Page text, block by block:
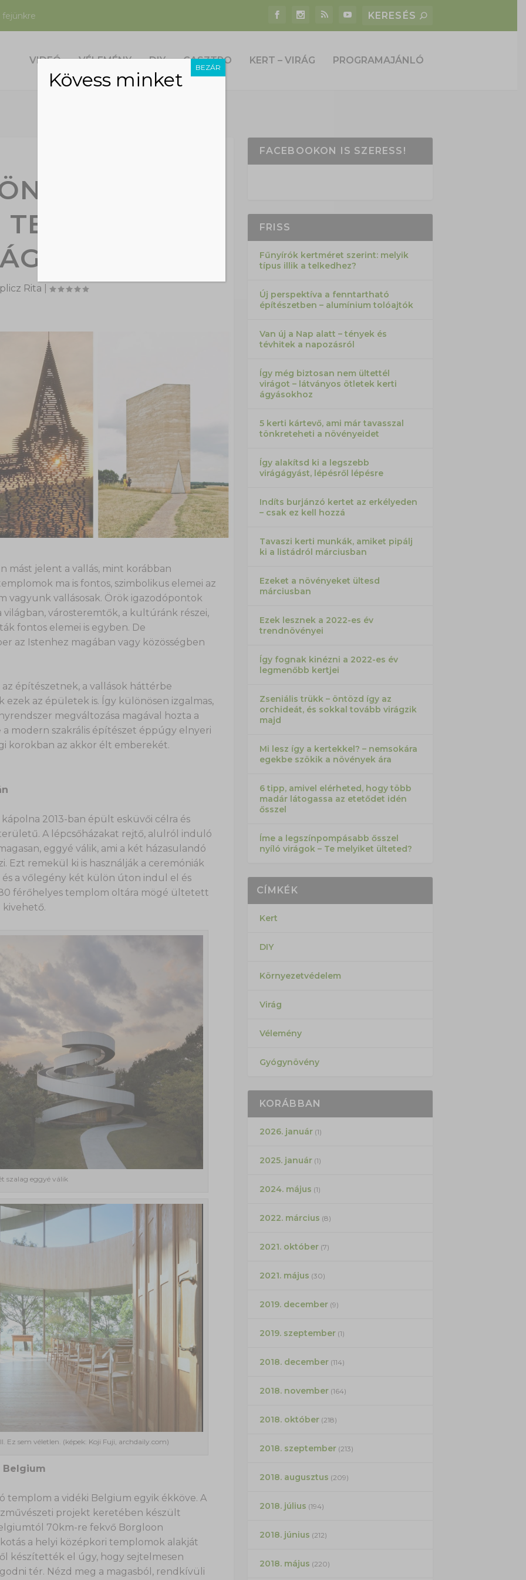
fejünkre
VIDEÓ VÉLEMÉNY DIY GASZTRO KERT – VIRÁG PROGRAMAJÁNLÓ
A
Rita
mást jelent a vallás, mint korábban
ma is fontos, szimbolikus elemei az
vagyunk vallásosak. Örök igazodópontok
városteremtők, a kultúránk részei,
fontos elemei is egyben. De
az Istenhez magában vagy közösségben
építészetnek, a vallások háttérbe
az épületek is. Így különösen izgalmas,
megváltozása magával hozta a
modern szakrális építészet éppúgy elnyeri
korokban az akkor élt emberekét.
2013-ban épült esküvői célra és
A lépcsőházakat rejtő, alulról induló
eggyé válik, ami a két házasulandó
Ezt remekül ki is használják a ceremóniák
és a vőlegény két külön úton indul el és
férőhelyes templom oltára mögé ültetett
kivehető.
szalag eggyé válik
sem véletlen. (képek: Koji Fuji, archdaily.com)
Belgium
templom a vidéki Belgium egyik ékköve. A
projekt keretében készült
70km-re fekvő Borgloon
a helyi középkori templomok alakját
készítették el úgy, hogy sejtelmesen
tér. Nézd meg a magasból, rendkívüli
FACEBOOKON IS SZERESS!
FRISS
Fűnyírók kertméret szerint: melyik
típus illik a telkedhez?
Új perspektíva a fenntartható
építészetben – alumínium tolóajtók
Van új a Nap alatt – tények és
tévhitek a napozásról
Így még biztosan nem ültettél
virágot – látványos ötletek kerti
ágyásokhoz
5 kerti kártevő, ami már tavasszal
tönkreteheti a növényeidet
Így alakítsd ki a legszebb
virágágyást, lépésről lépésre
Indíts burjánzó kertet az erkélyeden
– csak ez kell hozzá
Tavaszi kerti munkák, amiket pipálj
ki a listádról márciusban
Ezeket a növényeket ültesd
márciusban
Ezek lesznek a 2022-es év
trendnövényei
Így fognak kinézni a 2022-es év
legmenőbb kertjei
Zseniális trükk – öntözd így az
orchideát, és sokkal tovább virágzik
majd
Mi lesz így a kertekkel? – nemsokára
egekbe szökik a növények ára
6 tipp, amivel elérheted, hogy több
madár látogassa az etetődet idén
ősszel
Íme a legszínpompásabb ősszel
nyíló virágok – Te melyiket ülteted?
CÍMKÉK
Kert
DIY
Környezetvédelem
Virág
Vélemény
Gyógynövény
KORÁBBAN
2026. január(1)
2025. január(1)
2024. május (1)
2022. március (8)
2021. október(7)
2021. május (30)
2019. december(9)
2019. szeptember(1)
2018. december(114)
2018. november(164)
2018. október(218)
2018. szeptember(213)
2018. augusztus (209)
2018. július (194)
2018. június (212)
2018. május (220)
Kövess minket
BEZÁR